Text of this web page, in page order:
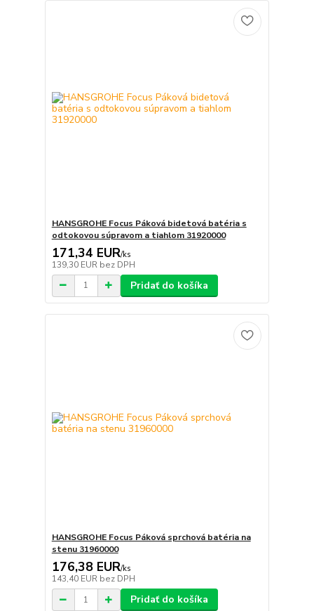
HANSGROHE Focus Páková bidetová batéria s
odtokovou súpravom a tiahlom 31920000
171,34 EUR/ks
139,30 EUR bez DPH
Pridať do košíka
HANSGROHE Focus Páková sprchová batéria na
stenu 31960000
176,38 EUR/ks
143,40 EUR bez DPH
Pridať do košíka